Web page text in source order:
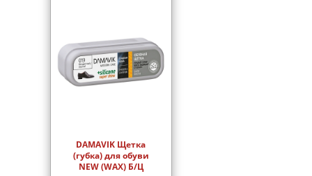
DAMAVIK Щетка
(губка) для обуви
NEW (WAX) Б/Ц